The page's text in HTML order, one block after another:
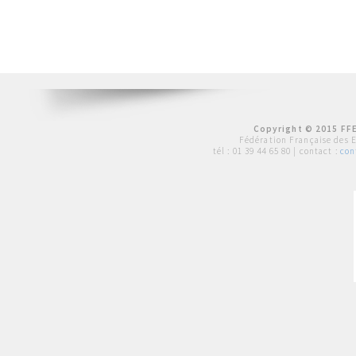
Copyright © 2015
Fédération Française des
tél : 01 39 44 65 80 | contact :